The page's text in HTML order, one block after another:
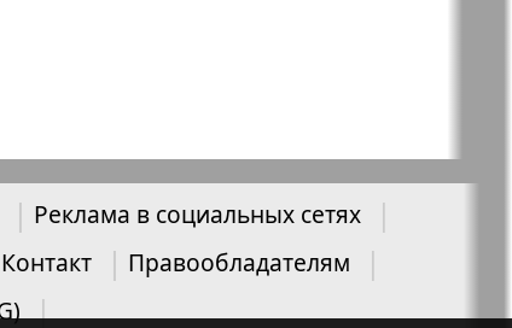
Русское слово
Реклама в социальных сетях
Контакт
Правообладателям